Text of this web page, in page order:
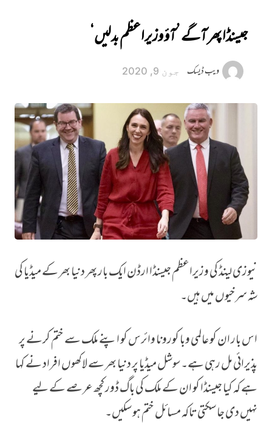
جیسنڈا پھر آگے ’آؤ وزیراعظم بدلیں‘
ویب ڈیسک جون 9, 2020
جیسنڈا پھر آگے ’آؤ وزیراعظم بدلیں‘
نیوزی لینڈ کی وزیراعظم جیسنڈا ارڈن ایک بار پھر دنیا بھر کے میڈیا کی
شہ سرخیوں میں ہیں۔
اس بار ان کو عالمی وبا کورونا وائرس کو اپنے ملک سے ختم کرنے پر
پذیرائی مل رہی ہے۔ سوشل میڈیا پر دنیا بھر سے لاکھوں افراد نے کہا
ہے کہ کیا جیسنڈا کو ان کے ملک کی باگ ڈور کچھ عرصے کے لیے
نہیں دی جا سکتی تاکہ مسائل ختم ہو سکیں۔